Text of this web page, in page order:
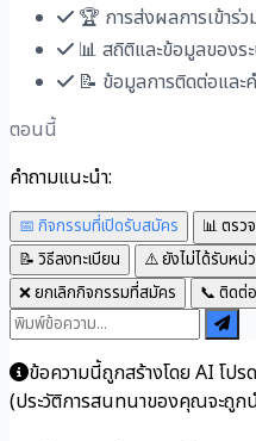
🏆 การส่งผลการเข้าร่
📊 สถิติและข้อมูลของร
📝 ข้อมูลการติดต่อและ
ตอนนี้
คำถามแนะนำ:
📅 กิจกรรมที่เปิดรับสมัคร
📊 ตรว
📝 วิธีลงทะเบียน
⚠️ ยังไม่ได้รับหน่
❌ ยกเลิกกิจกรรมที่สมัคร
📞 ติดต่
ข้อความนี้ถูกสร้างโดย AI โป
(ประวัติการสนทนาของคุณจะถู